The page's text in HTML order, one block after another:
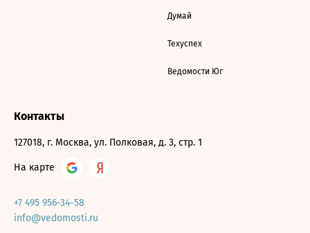
Думай
Техуспех
Ведомости Юг
Контакты
127018, г. Москва, ул. Полковая, д. 3, стр. 1
На карте
+7 495 956-34-58
info@vedomosti.ru